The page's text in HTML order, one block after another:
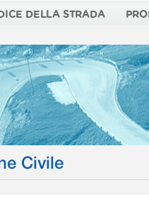
DELLA STRADA
Civile